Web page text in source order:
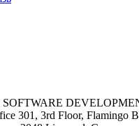
301, 3rd Floor, Flamingo